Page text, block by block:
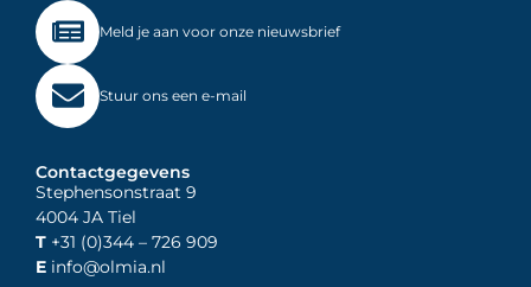
Meld je aan voor onze nieuwsbrief
Stuur ons een e-mail
Contactgegevens
Stephensonstraat 9
4004 JA Tiel
T +31 (0)344 – 726 909
E info@olmia.nl